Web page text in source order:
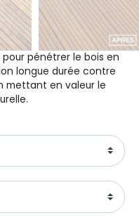
pénétrer le bois en
longue durée contre
mettant en valeur le